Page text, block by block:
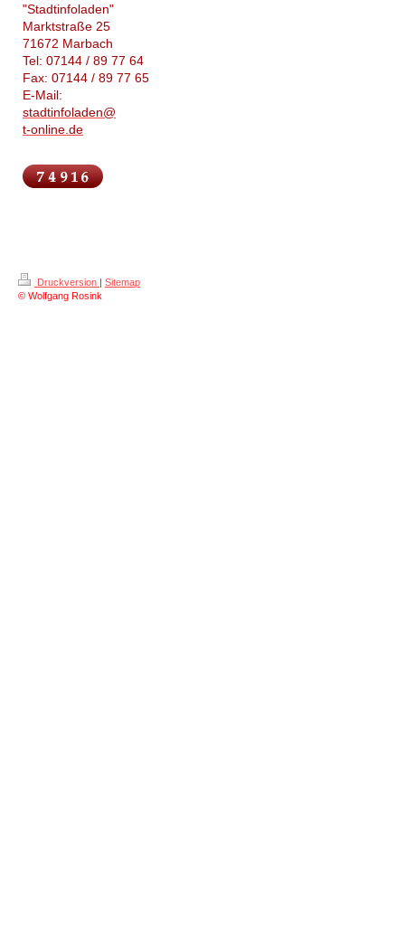
"Stadtinfoladen"
Marktstraße 25
71672 Marbach
Tel: 07144 / 89 77 64
Fax: 07144 / 89 77 65
E-Mail:
stadtinfoladen@
t-online.de
Druckversion
Sitemap
© Wolfgang Rosink